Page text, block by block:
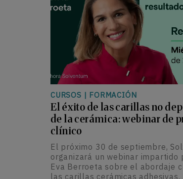
CURSOS | FORMACIÓN
El éxito de las carillas no
de la cerámica: webinar de
clínico
El próximo 30 de septiembre,
organizará un webinar impartido
Eva Berroeta sobre el abordaje
las carillas cerámicas adhesivas.